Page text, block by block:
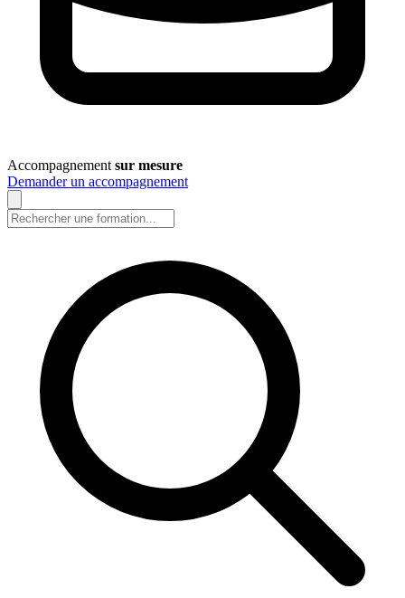
Accompagnement sur mesure
Demander un accompagnement